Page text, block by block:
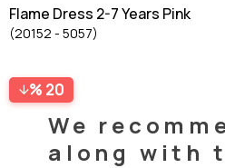
Flame Dress 2-7 Years Pink
(20152 - 5057)
20
We
along with